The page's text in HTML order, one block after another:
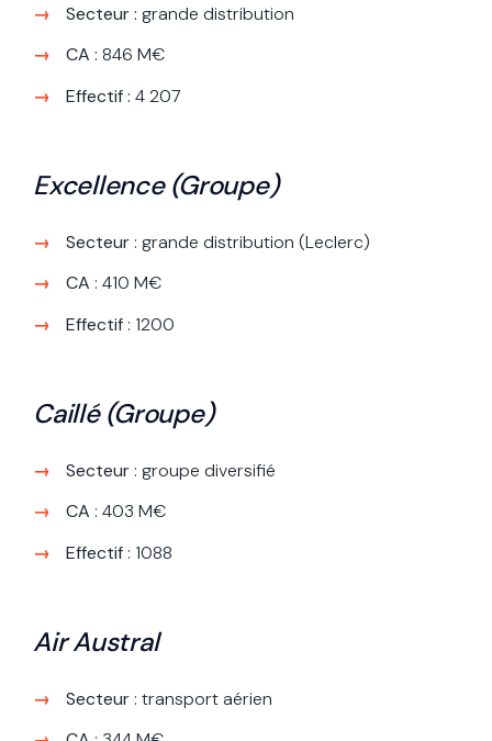
Secteur : grande distribution
CA : 846 M€
Effectif : 4 207
Excellence (Groupe)
Secteur : grande distribution (Leclerc)
CA : 410 M€
Effectif : 1200
Caillé (Groupe)
Secteur : groupe diversifié
CA : 403 M€
Effectif : 1088
Air Austral
Secteur : transport aérien